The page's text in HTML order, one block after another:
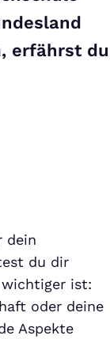
erfährst du
dein
du dir
ist:
oder deine
Aspekte